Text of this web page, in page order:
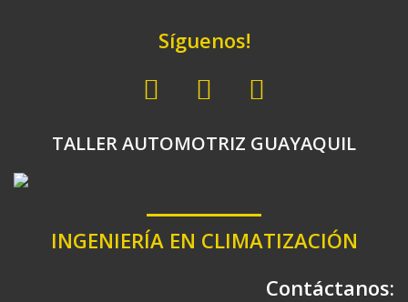
Síguenos!
TALLER AUTOMOTRIZ GUAYAQUIL
INGENIERÍA EN CLIMATIZACIÓN
Contáctanos: